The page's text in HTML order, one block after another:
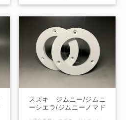
スズキ ジムニー/ジムニ
ーシエラ/ジムニーノマド